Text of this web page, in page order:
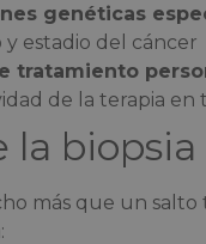
genéticas
estadio del cáncer
tratamiento
de la terapia en
la
más que un salto